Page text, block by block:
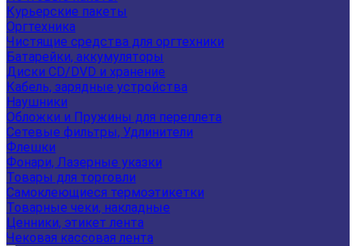
Курьерские пакеты
Оргтехника
Чистящие средства для оргтехники
Батарейки, аккумуляторы
Диски CD/DVD и хранение
Кабель, зарядные устройства
Наушники
Обложки и Пружины для переплета
Сетевые фильтры, Удлинители
Флешки
Фонари, Лазерные указки
Товары для торговли
Самоклеющиеся термоэтикетки
Товарные чеки, накладные
Ценники, этикет лента
Чековая кассовая лента